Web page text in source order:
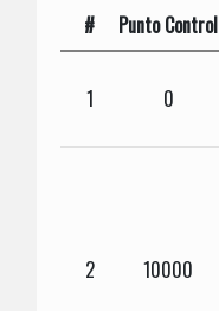
# Punto Control
1 0
2 10000